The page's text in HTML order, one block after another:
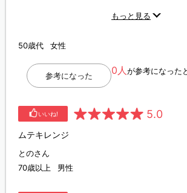
のようなことは初めてです。 確かに、説明書に
レシピ通りだったのに何故？？？ 耐熱皿や布巾
方が良かったのか？？？ もうちょっと長い調理
ンジ内に問題が生じたかも？と思うと、怖くて
た。 でも、サバはキレイに焼けてました。
もっと見る
50歳代 女性
0人が参考になった
参考になった
いいね! 5.0
ムテキレンジ
とのさん
70歳以上
男性